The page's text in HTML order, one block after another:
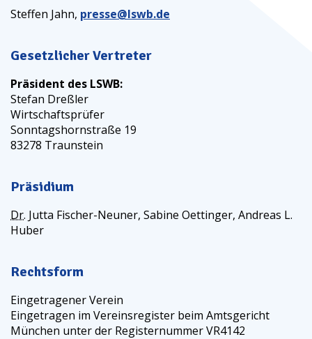
Steffen Jahn, presse@lswb.de
Gesetzlicher Vertreter
Präsident des LSWB:
Stefan Dreßler
Wirtschaftsprüfer
Sonntagshornstraße 19
83278 Traunstein
Präsidium
Dr. Jutta Fischer-Neuner, Sabine Oettinger, Andreas L.
Huber
Rechtsform
Eingetragener Verein
Eingetragen im Vereinsregister beim Amtsgericht
München unter der RegisternummerVR4142